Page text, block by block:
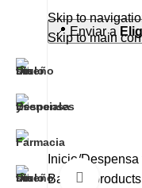
Skip to
Skip to main
📍 Enviar a
Todas las
Inicio Despensa
Back to products
Click to